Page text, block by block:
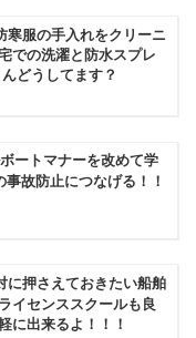
寒服の手入れをクリーニ
での洗濯と防水スプレ
どうしてます？
ートマナーを改めて学
故防止につなげる！！
に押さえておきたい船舶
イセンススクールも良
に出来るよ！！！